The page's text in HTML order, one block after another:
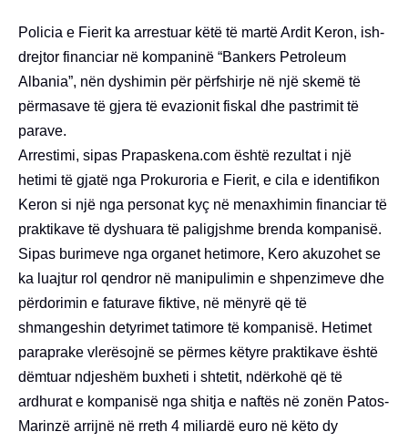
Policia e Fierit ka arrestuar këtë të martë Ardit Keron, ish-
drejtor financiar në kompaninë “Bankers Petroleum
Albania”, nën dyshimin për përfshirje në një skemë të
përmasave të gjera të evazionit fiskal dhe pastrimit të
parave.
Arrestimi, sipas Prapaskena.com është rezultat i një
hetimi të gjatë nga Prokuroria e Fierit, e cila e identifikon
Keron si një nga personat kyç në menaxhimin financiar të
praktikave të dyshuara të paligjshme brenda kompanisë.
Sipas burimeve nga organet hetimore, Kero akuzohet se
ka luajtur rol qendror në manipulimin e shpenzimeve dhe
përdorimin e faturave fiktive, në mënyrë që të
shmangeshin detyrimet tatimore të kompanisë. Hetimet
paraprake vlerësojnë se përmes këtyre praktikave është
dëmtuar ndjeshëm buxheti i shtetit, ndërkohë që të
ardhurat e kompanisë nga shitja e naftës në zonën Patos-
Marinzë arrijnë në rreth 4 miliardë euro në këto dy